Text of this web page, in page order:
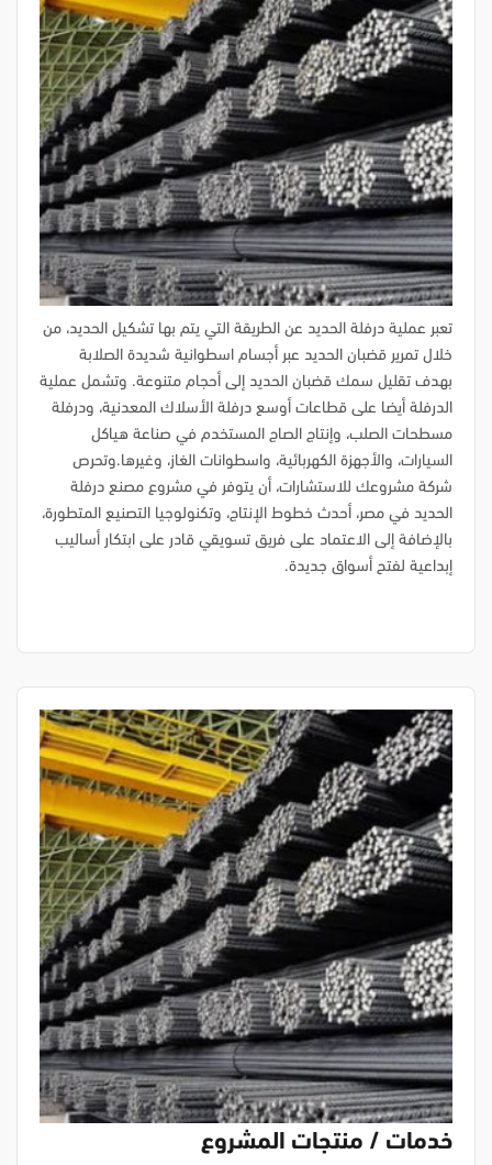
تعبر عملية درفلة الحديد عن الطريقة التي يتم بها تشكيل الحديد، من
خلال تمرير قضبان الحديد عبر أجسام اسطوانية شديدة الصلابة
بهدف تقليل سمك قضبان الحديد إلى أحجام متنوعة. وتشمل عملية
الدرفلة أيضا على قطاعات أوسع درفلة الأسلاك المعدنية، ودرفلة
مسطحات الصلب، وإنتاج الصاج المستخدم في صناعة هياكل
السيارات، والأجهزة الكهربائية، واسطوانات الغاز، وغيرها.وتحرص
شركة مشروعك للاستشارات، أن يتوفر في مشروع مصنع درفلة
الحديد في مصر، أحدث خطوط الإنتاج، وتكنولوجيا التصنيع المتطورة،
بالإضافة إلى الاعتماد على فريق تسويقي قادر على ابتكار أساليب
إبداعية لفتح أسواق جديدة.
خدمات / منتجات المشروع